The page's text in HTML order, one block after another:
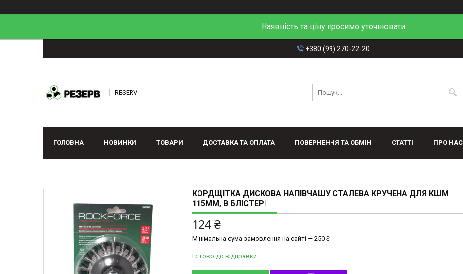
Наявність та ціну просимо уточнювати
+380 (99) 270-22-20
RESERV
ГОЛОВНА НОВИНКИ ТОВАРИ ДОСТАВКА ТА ОПЛАТА ПОВЕРНЕННЯ ТА ОБМІН СТАТТІ ПРО НАС
КОРДЩІТКА ДИСКОВА НАПІВЧАШУ СТАЛЕВА КРУЧЕНА ДЛЯ КШМ
115ММ, В БЛІСТЕРІ
124 ₴
Мінімальна сума замовлення на сайті — 250 ₴
Готово до відправки